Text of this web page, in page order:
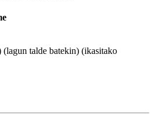
talde batekin) (ikasitako